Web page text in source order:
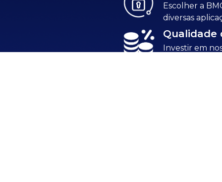
Escolher a
diversas
Qualidade
Investir em